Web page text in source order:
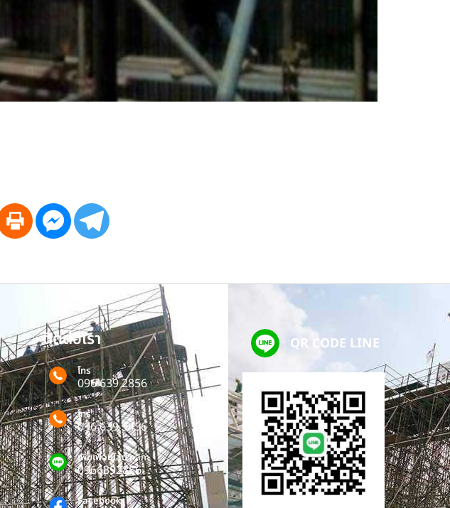
ติดต่อเรา
โทร
096 639 2856
โทร
096 639 3456
เพิ่มเพื่อนไลน์ คลิก
0966392856
Facebook
QR CODE LINE